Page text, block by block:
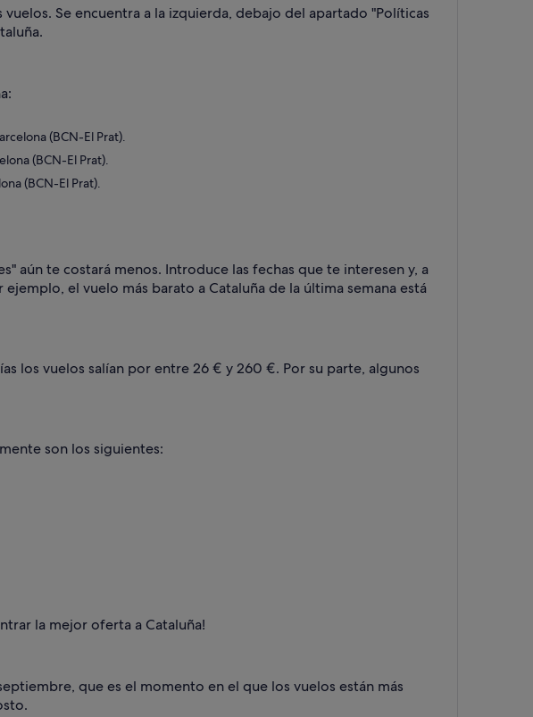
Se encuentra a la izquierda, debajo del apartado "Políticas
(BCN-El Prat).
(BCN-El Prat).
(BCN-El Prat).
aún te costará menos. Introduce las fechas que te interesen y, a
el vuelo más barato a Cataluña de la última semana está
los vuelos salían por entre 26 € y 260 €. Por su parte, algunos
son los siguientes:
la mejor oferta a Cataluña!
que es el momento en el que los vuelos están más